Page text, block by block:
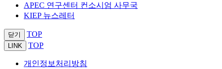
APEC 연구센터 컨소시엄 사무국
KIEP 뉴스레터
닫기 TOP
LINK TOP
개인정보처리방침